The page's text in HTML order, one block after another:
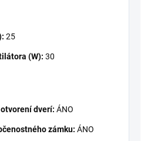
25
(W): 30
dverí: ÁNO
zámku: ÁNO